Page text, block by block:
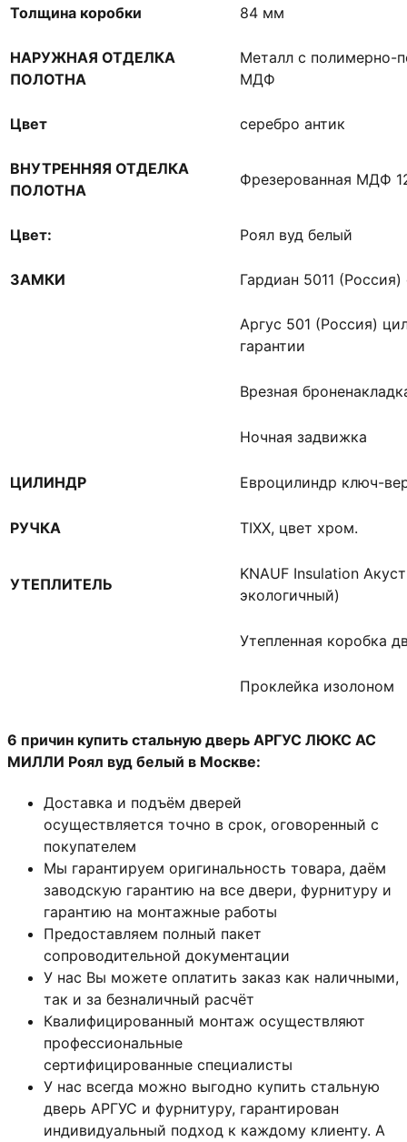
Толщина коробки 84 мм
НАРУЖНАЯ ОТДЕЛКА
ПОЛОТНА
Металл с
МДФ
Цвет серебро антик
ВНУТРЕННЯЯ ОТДЕЛКА
ПОЛОТНА
Фрезерованная МДФ
Цвет: Роял вуд белый
ЗАМКИ Гардиан 5011
Аргус 501 (Россия)
гарантии
Врезная
Ночная задвижка
ЦИЛИНДР Евроцилиндр ключ-
РУЧКА TIXX, цвет хром.
УТЕПЛИТЕЛЬ
KNAUF Insulation
экологичный)
Утепленная коробка
Проклейка изолоном
6 причин купить стальную дверь АРГУС ЛЮКС АС
МИЛЛИ Роял вуд белый в Москве:
Доставка и подъём дверей
осуществляется точно в срок, оговоренный с
покупателем
Мы гарантируем оригинальность товара, даём
заводскую гарантию на все двери, фурнитуру и
гарантию на монтажные работы
Предоставляем полный пакет
сопроводительной документации
У нас Вы можете оплатить заказ как наличными,
так и за безналичный расчёт
Квалифицированный монтаж осуществляют
профессиональные
сертифицированные специалисты
У нас всегда можно выгодно купить стальную
дверь АРГУС и фурнитуру, гарантирован
индивидуальный подход к каждому клиенту. А